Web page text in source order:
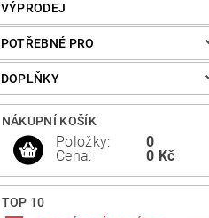
VÝPRODEJ
POTŘEBNÉ PRO
DOPLŇKY
NÁKUPNÍ KOŠÍK
Položky:
Cena:
0
0 Kč
TOP 10